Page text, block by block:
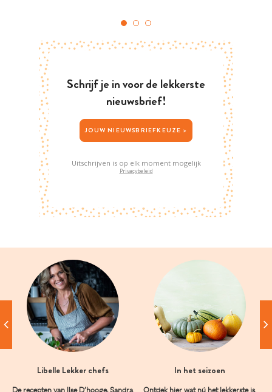
Schrijf je in voor de lekkerste
nieuwsbrief!
JOUW NIEUWSBRIEFKEUZE >
Uitschrijven is op elk moment mogelijk
Privacybeleid
Libelle Lekker chefs In het seizoen